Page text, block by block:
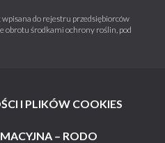
wpisana do rejestru przedsiębiorców
obrotu środkami ochrony roślin, pod
I PLIKÓW COOKIES
– RODO